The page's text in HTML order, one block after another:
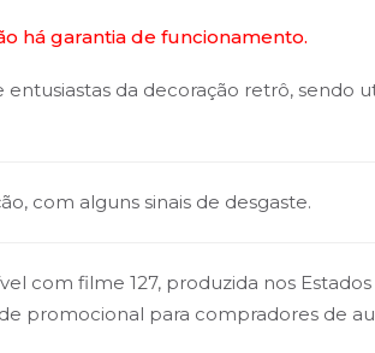
há garantia de funcionamento.
entusiastas da decoração retrô,
com alguns sinais de desgaste.
com filme 127, produzida nos
promocional para compradores de